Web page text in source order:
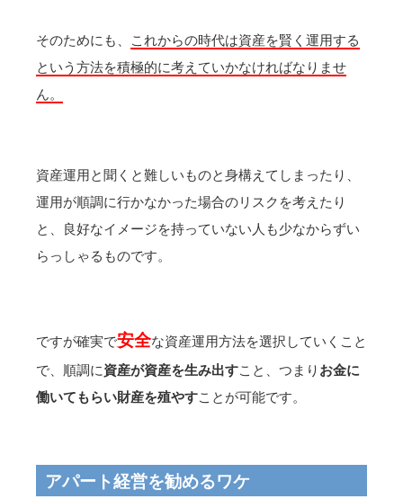
そのためにも、
これからの時代は資産を賢く運用する
という方法を積極的に考えていかなければなりませ
ん。
資産運用と聞くと難しいものと身構えてしまったり、
運用が順調に行かなかった場合のリスクを考えたり
と、良好なイメージを持っていない人も少なからずい
らっしゃるものです。
ですが確実で安全な資産運用方法を選択していくこと
で、順調に資産が資産を生み出すこと、つまり お金に
働いてもらい財産を殖やすことが可能です。
アパート経営を勧めるワケ